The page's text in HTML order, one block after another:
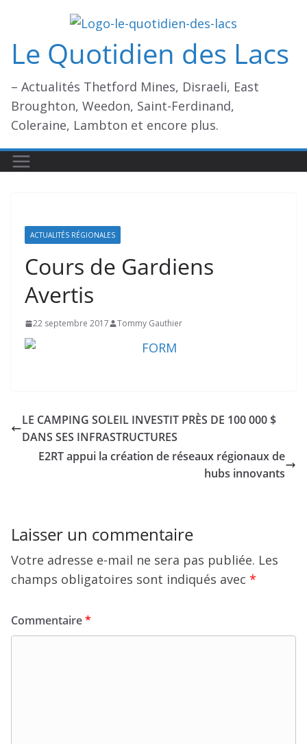
contenu
Le Quotidien des Lacs
– Actualités Thetford Mines, Disraeli, East
Broughton, Weedon, Saint-Ferdinand,
Coleraine, Lambton et encore plus.
ACTUALITÉS RÉGIONALES
Cours de Gardiens
Avertis
22 septembre 2017 Tommy Gauthier
LE CAMPING SOLEIL INVESTIT PRÈS DE 100 000 $
DANS SES INFRASTRUCTURES
E2RT appui la création de réseaux régionaux de
hubs innovants
Laisser un commentaire
Votre adresse e-mail ne sera pas publiée. Les
champs obligatoires sont indiqués avec *
Commentaire*